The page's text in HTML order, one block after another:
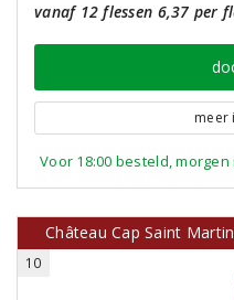
vanaf 12 flessen 6,37 per
meer
Voor 18:00 besteld, morgen
Château Cap Saint
10